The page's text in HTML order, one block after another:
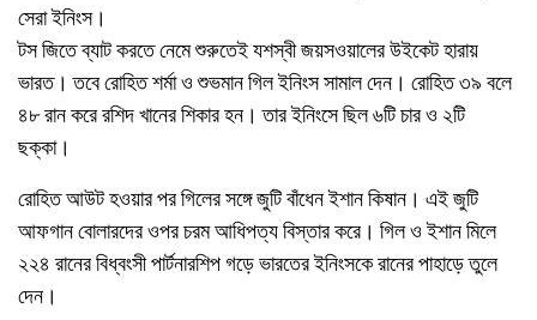
সেরা ইনিংস।
টস জিতে ব্যাট করতে নেমে শুরুতেই যশস্বী জয়সওয়ালের উইকেট হারায়
ভারত। তবে রোহিত শর্মা ও শুভমান গিল ইনিংস সামাল দেন। রোহিত ৩৯ বলে
৪৮ রান করে রশিদ খানের শিকার হন। তার ইনিংসে ছিল ৬টি চার ও ২টি
ছক্কা।
রোহিত আউট হওয়ার পর গিলের সঙ্গে জুটি বাঁধেন ইশান কিষান। এই জুটি
আফগান বোলারদের ওপর চরম আধিপত্য বিস্তার করে। গিল ও ইশান মিলে
২২৪ রানের বিধ্বংসী পার্টনারশিপ গড়ে ভারতের ইনিংসকে রানের পাহাড়ে তুলে
দেন।